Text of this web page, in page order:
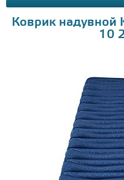
Коврик надувной
10